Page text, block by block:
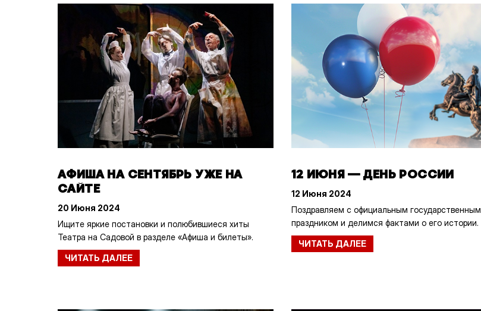
АФИША НА СЕНТЯБРЬ УЖЕ НА
САЙТЕ
20 Июня 2024
Ищите яркие постановки и полюбившиеся хиты
Театра на Садовой в разделе «Афиша и билеты».
ЧИТАТЬ ДАЛЕЕ
12 ИЮНЯ — ДЕНЬ РОССИИ
12 Июня 2024
Поздравляем с официальным государственным
праздником и делимся фактами о его истории.
ЧИТАТЬ ДАЛЕЕ